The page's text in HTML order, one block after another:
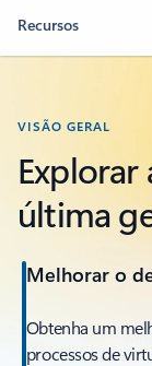
Recursos
VISÃO GERAL
última
Melhorar o
Obtenha um
processos de